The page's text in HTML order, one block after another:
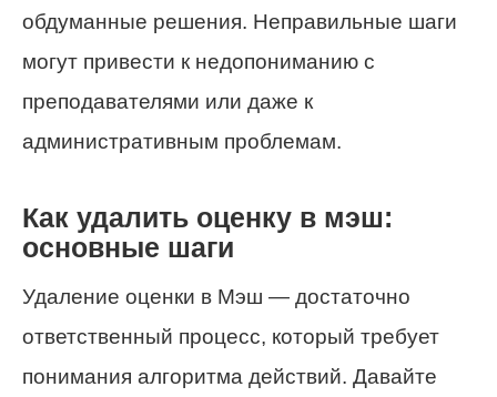
обдуманные решения. Неправильные шаги
могут привести к недопониманию с
преподавателями или даже к
административным проблемам.
Как удалить оценку в мэш:
основные шаги
Удаление оценки в Мэш — достаточно
ответственный процесс, который требует
понимания алгоритма действий. Давайте